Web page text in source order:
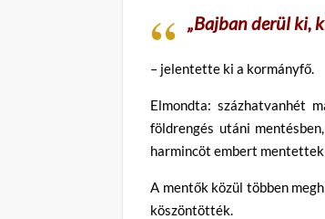
„Bajban derül ki,
– jelentette ki a kormányfő.
Elmondta: százhatvanhét
földrengés utáni
harmincöt embert
A mentők közül többen
köszöntötték.